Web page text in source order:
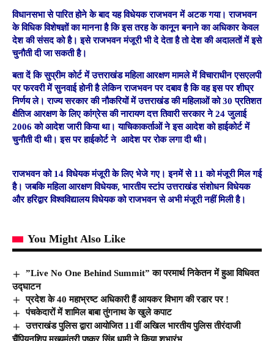
विधानसभा से पारित होने के बाद यह विधेयक राजभवन में अटक गया। राजभवन
के विधिक विशेषज्ञों का मानना है कि इस तरह के कानून बनाने का अधिकार केवल
देश की संसद को है। इसे राजभवन मंजूरी भी दे देता है तो देश की अदालतों में इसे
चुनौती दी जा सकती है।
बता दें कि सुप्रीम कोर्ट में उत्तराखंड महिला आरक्षण मामले में विचाराधीन एसएलपी
पर फरवरी में सुनवाई होनी है लेकिन राजभवन पर दबाव है कि वह इस पर शीघ्र
निर्णय ले। राज्य सरकार की नौकरियों में उत्तराखंड की महिलाओं को 30 प्रतिशत
क्षैतिज आरक्षण के लिए कांग्रेस की नारायण दत्त तिवारी सरकार ने 24 जुलाई
2006 को आदेश जारी किया था। याचिकाकर्ताओं ने इस आदेश को हाईकोर्ट में
चुनौती दी थी। इस पर हाईकोर्ट ने आदेश पर रोक लगा दी थी।
राजभवन को 14 विधेयक मंजूरी के लिए भेजे गए। इनमें से 11 को मंजूरी मिल गई
है। जबकि महिला आरक्षण विधेयक, भारतीय स्टांप उत्तराखंड संशोधन विधेयक
और हरिद्वार विश्वविद्यालय विधेयक को राजभवन से अभी मंजूरी नहीं मिली है।
You Might Also Like
”Live No One Behind Summit” का परमार्थ निकेतन में हुआ विधिवत
उद्घाटन
प्रदेश के 40 महाभ्रष्ट अधिकारी हैं आयकर विभाग की रडार पर !
पंचकेदारों में शामिल बाबा तुंगनाथ के खुले कपाट
उत्तराखंड पुलिस द्वारा आयोजित 11वीं अखिल भारतीय पुलिस तीरंदाजी
चैंपियनशिप,मुख्यमंत्री पुष्कर सिंह धामी ने किया शुभारंभ